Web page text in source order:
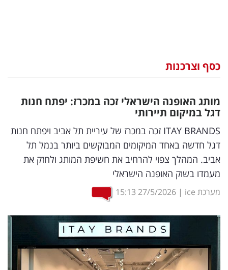
וצרכנות
דיגיטל
וטק
שיווק
ופרסום
משפט
מדדים
דעות
כסף וצרכנות
מותג האופנה הישראלי זכה במכרז: יפתח חנות
דגל במיקום תיירותי
ITAY BRANDS זכה במכרז של עיריית תל אביב ויפתח חנות
דגל חדשה באחד המיקומים המבוקשים ביותר בנמל תל
אביב. המהלך צפוי להרחיב את חשיפת המותג ולחזק את
מעמדו בשוק האופנה הישראלי
מערכת ice |
27/5/2026
15:13